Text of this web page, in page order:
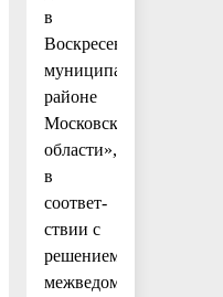
в
Воскресенском
муниципальном
районе
Московской
области»,
в
соответ-
ствии с
решением
межведомственной